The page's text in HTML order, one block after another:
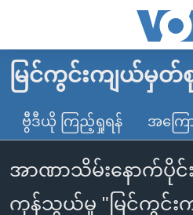
လွယ်ကူ
စေ
သည့်
များ
ပင်မ
မူလစာမျက်နှာ
မြန်မာ
ကမ္ဘာ့သတင်းများ
နိုင်ငံတကာ
အမေရိကန်
ဗွီဒီယို
သတင်းလွတ်လပ်ခွင့်
မြင်ကွင်းကျယ်မှတ်စု
ဗွီဒီယို ကြည့်ရှုရန် အကြေ
အာဏာသိမ်းနောက်ပိုင်း
ကုန်သွယ်မှု "မြင်ကွင်း